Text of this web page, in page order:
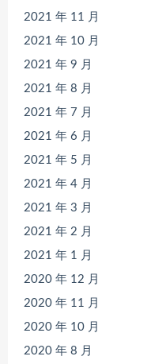
2021 年 11 月
2021 年 10 月
2021 年 9 月
2021 年 8 月
2021 年 7 月
2021 年 6 月
2021 年 5 月
2021 年 4 月
2021 年 3 月
2021 年 2 月
2021 年 1 月
2020 年 12 月
2020 年 11 月
2020 年 10 月
2020 年 8 月